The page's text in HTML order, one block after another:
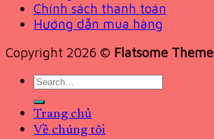
Chính sách thanh toán
Hướng dẫn mua hàng
Copyright 2026 © Flatsome Theme
Search
Trang chủ
Về chúng tôi